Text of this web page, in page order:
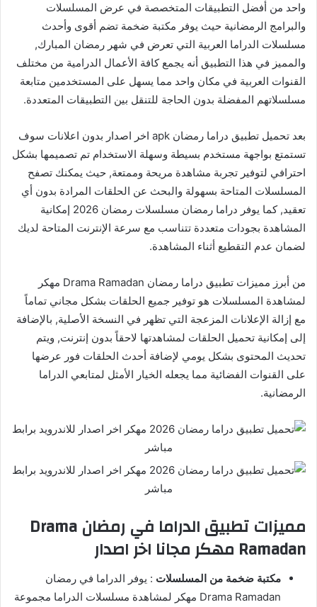
واحد من أفضل التطبيقات المتخصصة في عرض المسلسلات
والبرامج الرمضانية حيث يوفر مكتبة ضخمة تضم أقوى وأحدث
مسلسلات الدراما العربية التي تعرض في شهر رمضان المبارك,
والمميز في هذا التطبيق أنه يجمع كافة الأعمال الدرامية من مختلف
القنوات العربية في مكان واحد مما يسهل على المستخدمين متابعة
مسلسلاتهم المفضلة بدون الحاجة للتنقل بين التطبيقات المتعددة.
بعد تحميل تطبيق دراما رمضان apk اخر اصدار بدون اعلانات سوف
تستمتع بواجهة مستخدم بسيطة وسهلة الاستخدام تم تصميمها بشكل
احترافي لتوفير تجربة مشاهدة مريحة وممتعة, حيث يمكنك تصفح
المسلسلات المتاحة بسهولة والبحث عن الحلقات المرادة بدون أي
تعقيد, كما يوفر دراما رمضان مسلسلات رمضان 2026 إمكانية
المشاهدة بجودات متعددة تتناسب مع سرعة الإنترنت المتاحة لديك
لضمان عدم التقطيع أثناء المشاهدة.
من أبرز مميزات تطبيق دراما رمضان Drama Ramadan مهكر
لمشاهدة المسلسلات هو توفير جميع الحلقات بشكل مجاني تماماً
مع إزالة الإعلانات المزعجة التي تظهر في النسخة الأصلية, بالإضافة
إلى إمكانية تحميل الحلقات لمشاهدتها لاحقاً بدون إنترنت, ويتم
تحديث المحتوى بشكل يومي لإضافة أحدث الحلقات فور عرضها
على القنوات الفضائية مما يجعله الخيار الأمثل لمتابعي الدراما
الرمضانية.
مميزات تطبيق الدراما في رمضان Drama
Ramadan مهكر مجانا اخر اصدار
مكتبة ضخمة من المسلسلات : يوفر الدراما في رمضان
Drama Ramadan مهكر لمشاهدة مسلسلات الدراما مجموعة